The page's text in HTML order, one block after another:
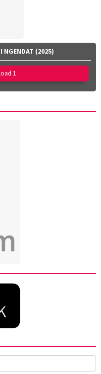
NGENDAT (2025)
1